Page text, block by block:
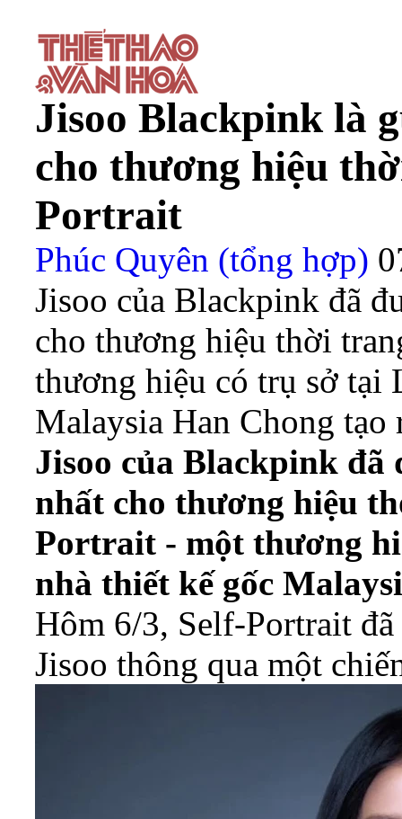
Jisoo Blackpink là
cho thương hiệu
Portrait
Phúc Quyên (tổng hợp)
Jisoo của Blackpink đã
cho thương hiệu thời
thương hiệu có trụ sở tại
Malaysia Han Chong tạo
Jisoo của Blackpink đã
nhất cho thương hiệu
Portrait - một thương
nhà thiết kế gốc
Hôm 6/3, Self-Portrait
Jisoo thông qua một